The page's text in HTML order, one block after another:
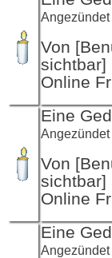
Von
sichtbar]
Online
Eine
Von
sichtbar]
Online
Eine